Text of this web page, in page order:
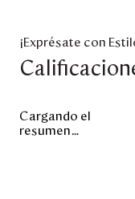
¡Exprésate con
Cargando el
resumen…